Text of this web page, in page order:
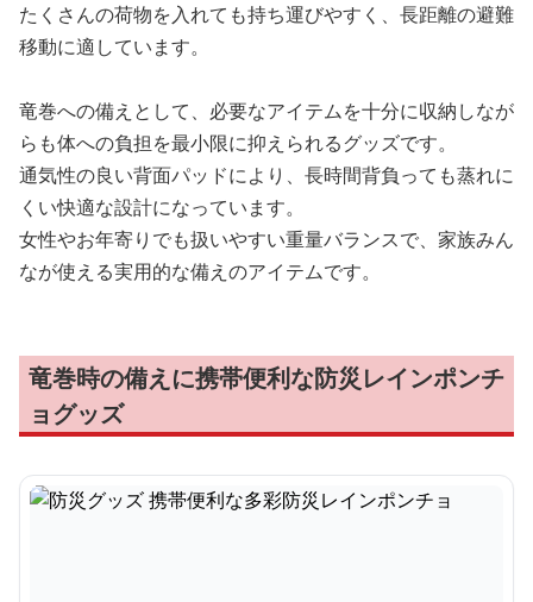
たくさんの荷物を入れても持ち運びやすく、長距離の避難
移動に適しています。
竜巻への備えとして、必要なアイテムを十分に収納しなが
らも体への負担を最小限に抑えられるグッズです。
通気性の良い背面パッドにより、長時間背負っても蒸れに
くい快適な設計になっています。
女性やお年寄りでも扱いやすい重量バランスで、家族みん
なが使える実用的な備えのアイテムです。
竜巻時の備えに携帯便利な防災レインポンチ
ョグッズ